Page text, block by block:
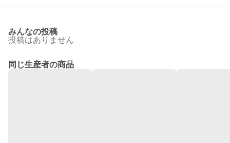
みんなの投稿
投稿はありません
同じ生産者の商品